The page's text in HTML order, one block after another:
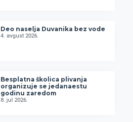
Deo naselja Duvanika bez vode
4. avgust 2026.
Besplatna školica plivanja
organizuje se jedanaestu
godinu zaredom
8. jul 2026.